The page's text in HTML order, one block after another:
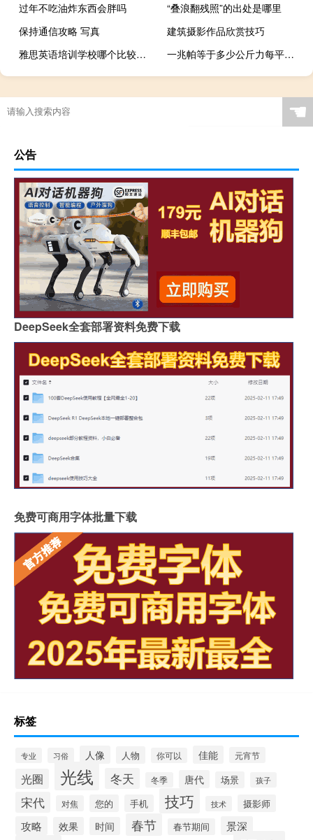
过年不吃油炸东西会胖吗
“叠浪翻残照”的出处是哪里
保持通信攻略 写真
建筑摄影作品欣赏技巧
雅思英语培训学校哪个比较好 雅思培训班哪家好
一兆帕等于多少公斤力每平方厘米（一兆帕等于多少公斤）
☚
公告
DeepSeek全套部署资料免费下载
免费可商用字体批量下载
标签
专业 习俗 人像 人物 你可以 佳能 元宵节
光圈 光线 冬天 冬季 唐代 场景 孩子
宋代 对焦 您的 手机 技巧 技术 摄影师
攻略 效果 时间 春节 春节期间 景深